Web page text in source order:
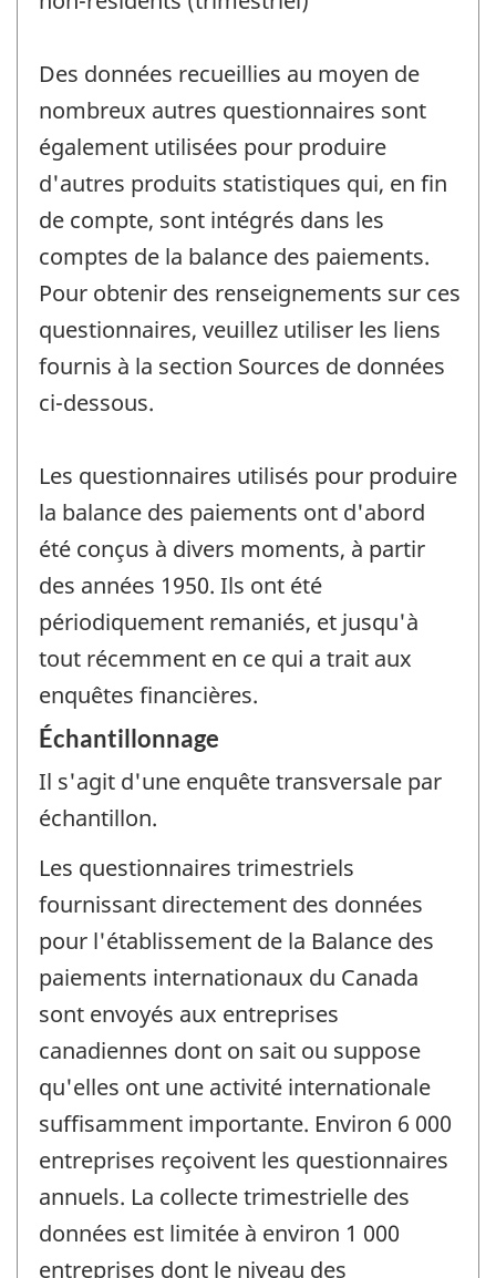
Des données recueillies au moyen de
nombreux autres questionnaires sont
également utilisées pour produire
d'autres produits statistiques qui, en fin
de compte, sont intégrés dans les
comptes de la balance des paiements.
Pour obtenir des renseignements sur ces
questionnaires, veuillez utiliser les liens
fournis à la section Sources de données
ci-dessous.
Les questionnaires utilisés pour produire
la balance des paiements ont d'abord
été conçus à divers moments, à partir
des années 1950. Ils ont été
périodiquement remaniés, et jusqu'à
tout récemment en ce qui a trait aux
enquêtes financières.
Échantillonnage
Il s'agit d'une enquête transversale par
échantillon.
Les questionnaires trimestriels
fournissant directement des données
pour l'établissement de la Balance des
paiements internationaux du Canada
sont envoyés aux entreprises
canadiennes dont on sait ou suppose
qu'elles ont une activité internationale
suffisamment importante. Environ 6 000
entreprises reçoivent les questionnaires
annuels. La collecte trimestrielle des
données est limitée à environ 1 000
entreprises dont le niveau des